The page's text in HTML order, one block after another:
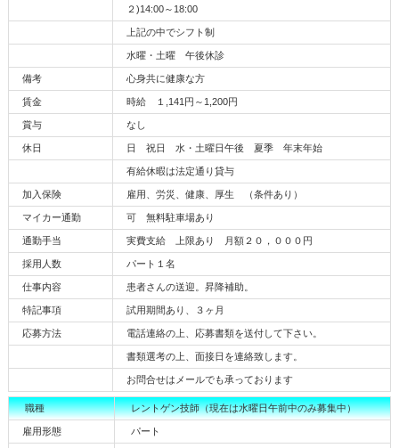
２)14:00～18:00
上記の中でシフト制
水曜・土曜 午後休診
備考 心身共に健康な方
賃金 時給 １,141円～1,200円
賞与 なし
休日 日 祝日 水・土曜日午後 夏季 年末年始
有給休暇は法定通り貸与
加入保険 雇用、労災、健康、厚生 （条件あり）
マイカー通勤 可 無料駐車場あり
通勤手当 実費支給 上限あり 月額２０，０００円
採用人数 パート１名
仕事内容 患者さんの送迎。昇降補助。
特記事項 試用期間あり、３ヶ月
応募方法 電話連絡の上、応募書類を送付して下さい。
書類選考の上、面接日を連絡致します。
お問合せはメールでも承っております
職種 レントゲン技師（現在は水曜日午前中のみ募集中）
雇用形態 パート